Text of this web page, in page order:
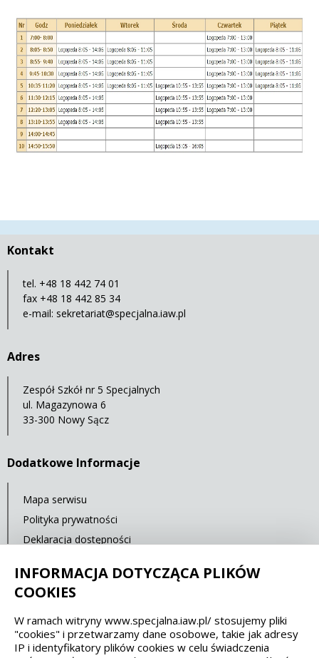
Kontakt
tel. +48 18 442 74 01
fax +48 18 442 85 34
e-mail: sekretariat@specjalna.iaw.pl
Adres
Zespół Szkół nr 5 Specjalnych
ul. Magazynowa 6
33-300 Nowy Sącz
Dodatkowe Informacje
Mapa serwisu
Polityka prywatności
Deklaracja dostępności
Cyberbezpieczeństwo
Spełniamy standardy dostępności oraz W3C
INFORMACJA DOTYCZĄCA PLIKÓW
COOKIES
W ramach witryny www.specjalna.iaw.pl/ stosujemy pliki
"cookies" i przetwarzamy dane osobowe, takie jak adresy
IP i identyfikatory plików cookies w celu świadczenia